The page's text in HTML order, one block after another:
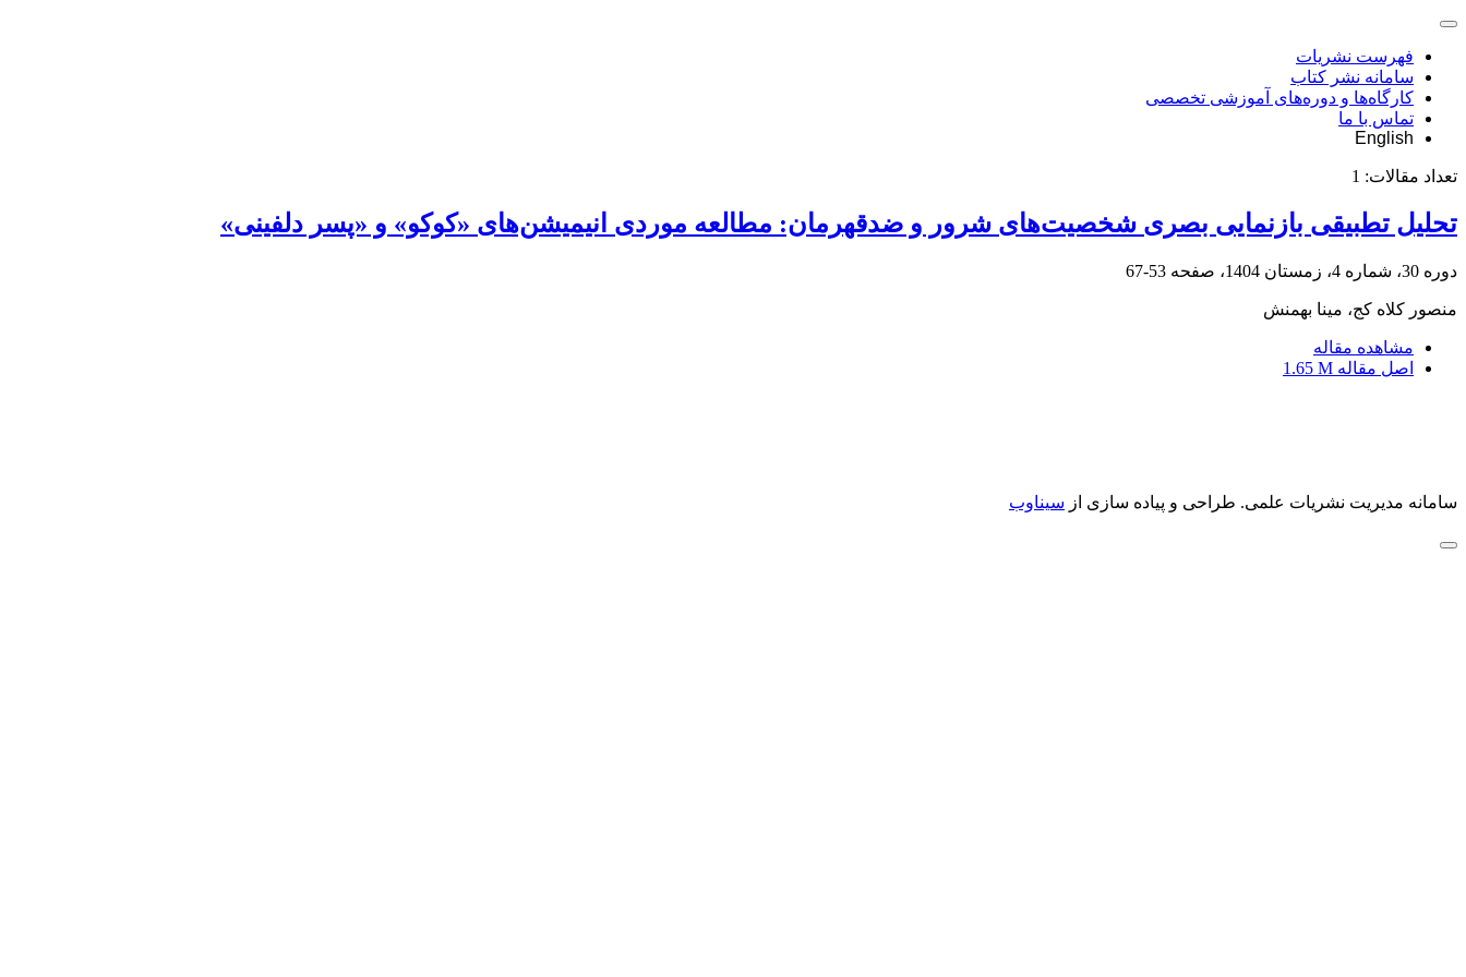
فهرست نشریات
سامانه نشر کتاب
کارگاه‌ها و دوره‌های آموزشی تخصصی
تماس با ما
English
تعداد مقالات: 1
تحلیل تطبیقی بازنمایی بصری شخصیت‌های شرور و ضدقهرمان: مطالعه موردی انیمیشن‌های «کوکو» و «پسر دلفینی»
دوره 30، شماره 4، زمستان 1404، صفحه 53-67
منصور کلاه کج، مینا بهمنش
مشاهده مقاله
اصل مقاله 1.65 M
سامانه مدیریت نشریات علمی. طراحی و پیاده سازی از سیناوب